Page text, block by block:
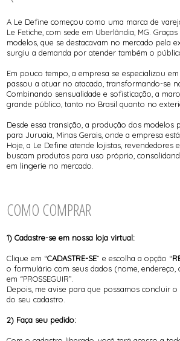
CONJUNTOS
CORPETES, ESPARTILHOS E
CORSELETS
SUTIÃS
A Le Define começou como uma marca de
Le Fetiche, com sede em Uberlândia, MG.
modelos, que se destacavam no mercado pela
surgiu a demanda por atender também o
Em pouco tempo, a empresa se especializou
passou a atuar no atacado, transformando-se
Combinando sensualidade e sofisticação, a
grande público, tanto no Brasil quanto no
Desde essa transição, a produção dos
para Juruaia, Minas Gerais, onde a empresa
Hoje, a Le Define atende lojistas, revendedores
buscam produtos para uso próprio,
em lingerie no mercado.
COMO COMPRAR
1) Cadastre-se em nossa loja virtual:
Clique em “CADASTRE-SE” e escolha a opção “
o formulário com seus dados (nome, endereço,
em “PROSSEGUIR”.
Depois, me avise para que possamos concluir
do seu cadastro.
2) Faça seu pedido: